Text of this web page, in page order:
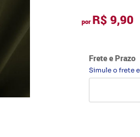
por R$ 9,90
Frete e Prazo
Simule o frete